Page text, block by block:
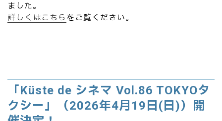
ました。
詳しくはこちら をご覧ください。
「Küste de シネマ Vol.86 TOKYOタ
クシー」（2026年4月19日(日)）開